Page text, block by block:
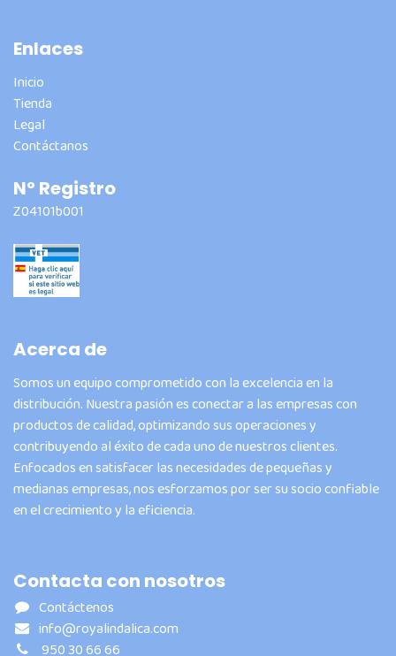
Enlaces
Inicio
Tienda
Legal
Contáctanos
Nº Registro
Z04101b001
Acerca de
Somos un equipo comprometido con la excelencia en la
distribución. Nuestra pasión es conectar a las empresas con
productos de calidad, optimizando sus operaciones y
contribuyendo al éxito de cada uno de nuestros clientes.
Enfocados en satisfacer las necesidades de pequeñas y
medianas empresas, nos esforzamos por ser su socio confiable
en el crecimiento y la eficiencia.
Contacta con nosotros
Contáctenos
info@royalindalica.com
950 30 66 66